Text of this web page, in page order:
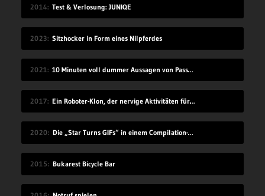
2014 Test & Verlosung: JUNIQE
2023 Sitzhocker in Form eines Nilpferdes
2021 10 Minuten voll dummer Aussagen von Passant*innen
2017 Ein Roboter-Klon, der nervige Aktivitäten für dich übernimmt
2020 Die „Star Turns GIFs“ in einem Compilation-Video
2015 Bukarest Bicycle Bar